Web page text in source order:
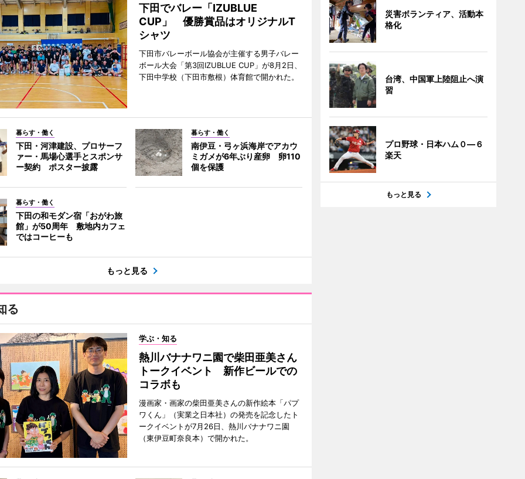
下田でバレー「IZUBLUE
CUP」 優勝賞品はオリジナルT
シャツ
下田市バレーボール協会が主催する男子バレー
ボール大会「第3回IZUBLUE CUP」が8月2日、
下田中学校（下田市敷根）体育館で開かれた。
暮らす・働く
下田・河津建設、プロサーフ
ァー・馬場心選手とスポンサ
ー契約 ポスター披露
暮らす・働く
南伊豆・弓ヶ浜海岸でアカウ
ミガメが6年ぶり産卵 卵110
個を保護
暮らす・働く
下田の和モダン宿「おがわ旅
館」が50周年 敷地内カフェ
ではコーヒーも
もっと見る
る
学ぶ・知る
熱川バナナワニ園で柴田亜美さん
トークイベント 新作ビールでの
コラボも
漫画家・画家の柴田亜美さんの新作絵本「パプ
ワくん」（実業之日本社）の発売を記念したト
ークイベントが7月26日、熱川バナナワニ園
（東伊豆町奈良本）で開かれた。
災害ボランティア、活動本
格化
台湾、中国軍上陸阻止へ演
習
プロ野球・日本ハム０―６
楽天
もっと見る